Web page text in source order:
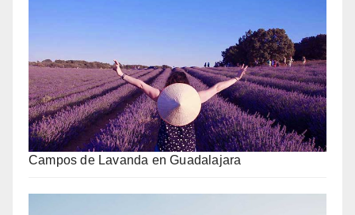
Campos de Lavanda en Guadalajara